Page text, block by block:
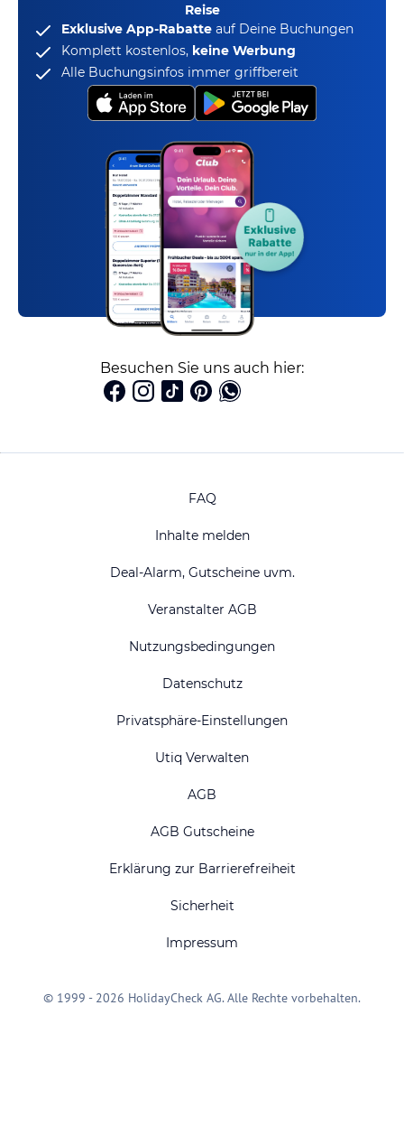
Reise
Exklusive App-Rabatte auf Deine Buchungen
Komplett kostenlos, keine Werbung
Alle Buchungsinfos immer griffbereit
Besuchen Sie uns auch hier:
FAQ
Inhalte melden
Deal-Alarm, Gutscheine uvm.
Veranstalter AGB
Nutzungsbedingungen
Datenschutz
Privatsphäre-Einstellungen
Utiq Verwalten
AGB
AGB Gutscheine
Erklärung zur Barrierefreiheit
Sicherheit
Impressum
© 1999 - 2026 HolidayCheck AG. Alle Rechte vorbehalten.